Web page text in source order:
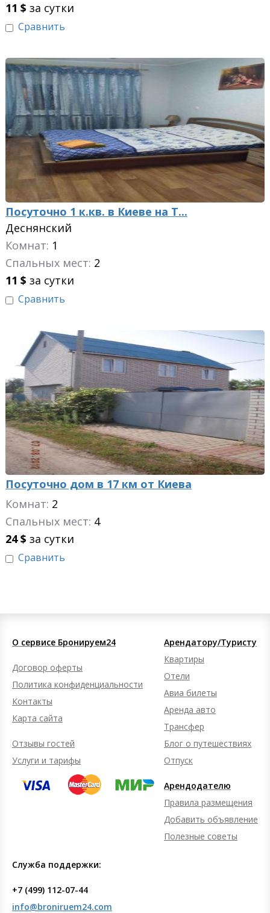
11 $ за сутки
Сравнить
Посуточно 1 к.кв. в Киеве на Т...
Деснянский
Комнат: 1
Спальных мест: 2
11 $ за сутки
Сравнить
Посуточно дом в 17 км от Киева
Комнат: 2
Спальных мест: 4
24 $ за сутки
Сравнить
О сервисе Бронируем24
Договор оферты
Политика конфиденциальности
Контакты
Карта сайта
Отзывы гостей
Услуги и тарифы
Арендатору/Туристу
Квартиры
Отели
Авиа билеты
Аренда авто
Трансфер
Блог о путешествиях
Отпуск
Арендодателю
Правила размещения
Добавить объявление
Полезные советы
Служба поддержки:
+7 (499) 112-07-44
info@broniruem24.com